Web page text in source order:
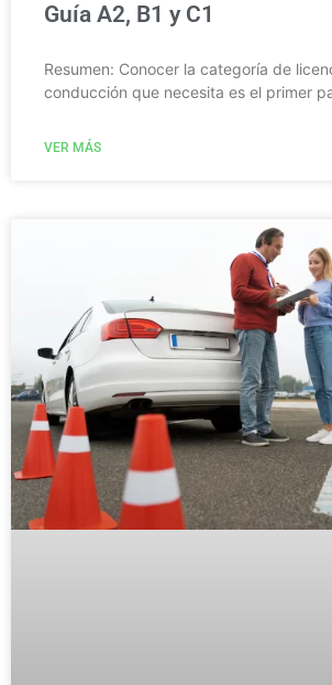
Guía A2, B1 y C1
Resumen: Conocer la categoría de
conducción que necesita es el primer
VER MÁS